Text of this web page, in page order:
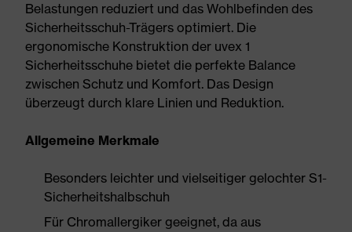
Belastungen reduziert und das Wohlbefinden des
Sicherheitsschuh-Trägers optimiert. Die
ergonomische Konstruktion der uvex 1
Sicherheitsschuhe bietet die perfekte Balance
zwischen Schutz und Komfort. Das Design
überzeugt durch klare Linien und Reduktion.
Allgemeine Merkmale
Besonders leichter und vielseitiger gelochter S1-
Sicherheitshalbschuh
Für Chromallergiker geeignet, da aus